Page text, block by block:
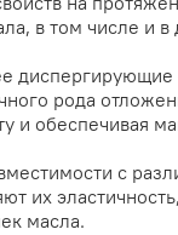
в том числе и в
рода
и обеспечивая
с
их
масла.